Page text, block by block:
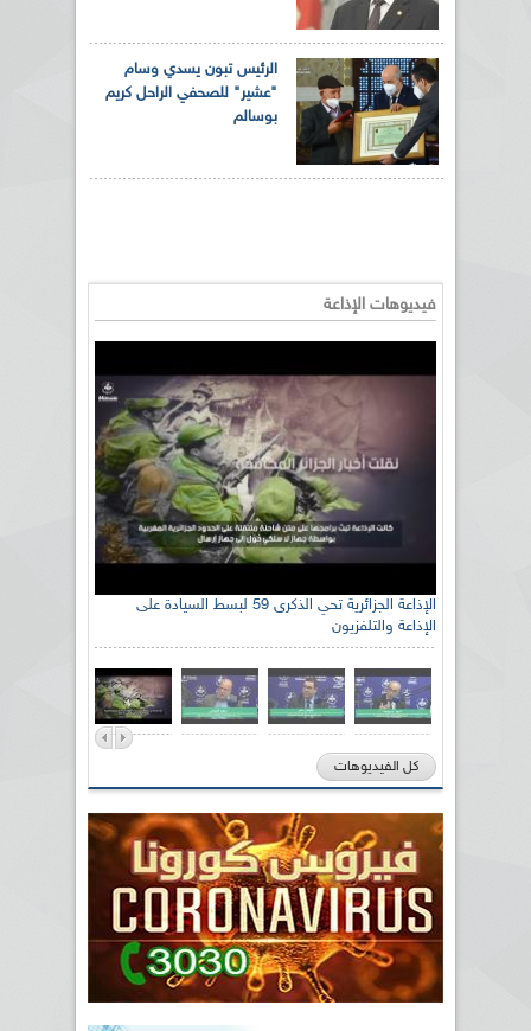
الرئيس تبون يسدي وسام
"عشير" للصحفي الراحل كريم
بوسالم
فيديوهات الإذاعة
الإذاعة الجزائرية تحي الذكرى 59 لبسط السيادة على
الإذاعة والتلفزيون
كل الفيديوهات